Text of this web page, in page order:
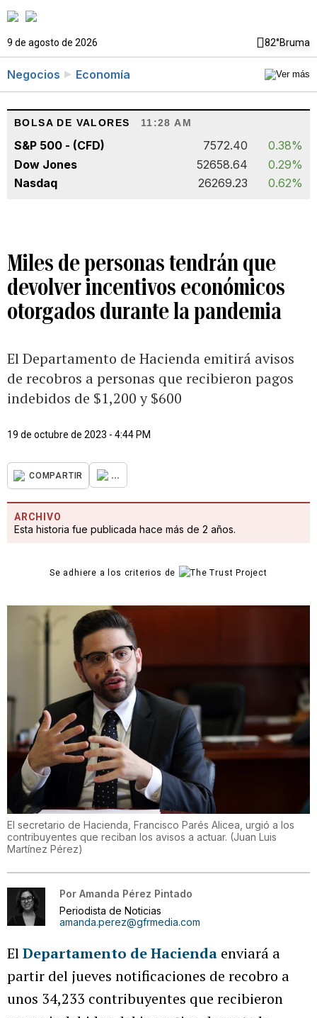
9 de agosto de 2026 82°Bruma
Negocios Economía
BOLSA DE VALORES 11:28 AM
S&P 500 - (CFD) 7572.40
0.38%
Dow Jones
52658.64
0.29%
Nasdaq
26269.23 0.62%
Miles de personas tendrán que
devolver incentivos económicos
otorgados durante la pandemia
El Departamento de Hacienda emitirá avisos
de recobros a personas que recibieron pagos
indebidos de $1,200 y $600
19 de octubre de 2023 - 4:44 PM
COMPARTIR ...
ARCHIVO
Esta historia fue publicada hace más de 2 años.
Se adhiere a los criterios de
El secretario de Hacienda, Francisco Parés Alicea, urgió a los
contribuyentes que reciban los avisos a actuar. (Juan Luis
Martínez Pérez)
Por Amanda Pérez Pintado
Periodista de Noticias
amanda.perez@gfrmedia.com
ElDepartamento de Hacienda enviará a
partir del jueves notificaciones de recobro a
unos 34,233 contribuyentes que recibieron